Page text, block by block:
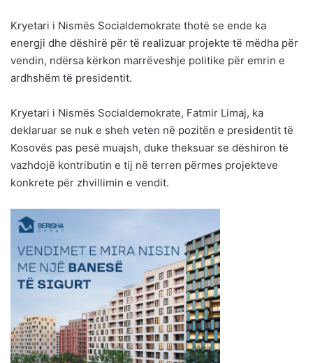
Kryetari i Nismës Socialdemokrate thotë se ende ka
energji dhe dëshirë për të realizuar projekte të mëdha për
vendin, ndërsa kërkon marrëveshje politike për emrin e
ardhshëm të presidentit.
Kryetari i Nismës Socialdemokrate, Fatmir Limaj, ka
deklaruar se nuk e sheh veten në pozitën e presidentit të
Kosovës pas pesë muajsh, duke theksuar se dëshiron të
vazhdojë kontributin e tij në terren përmes projekteve
konkrete për zhvillimin e vendit.